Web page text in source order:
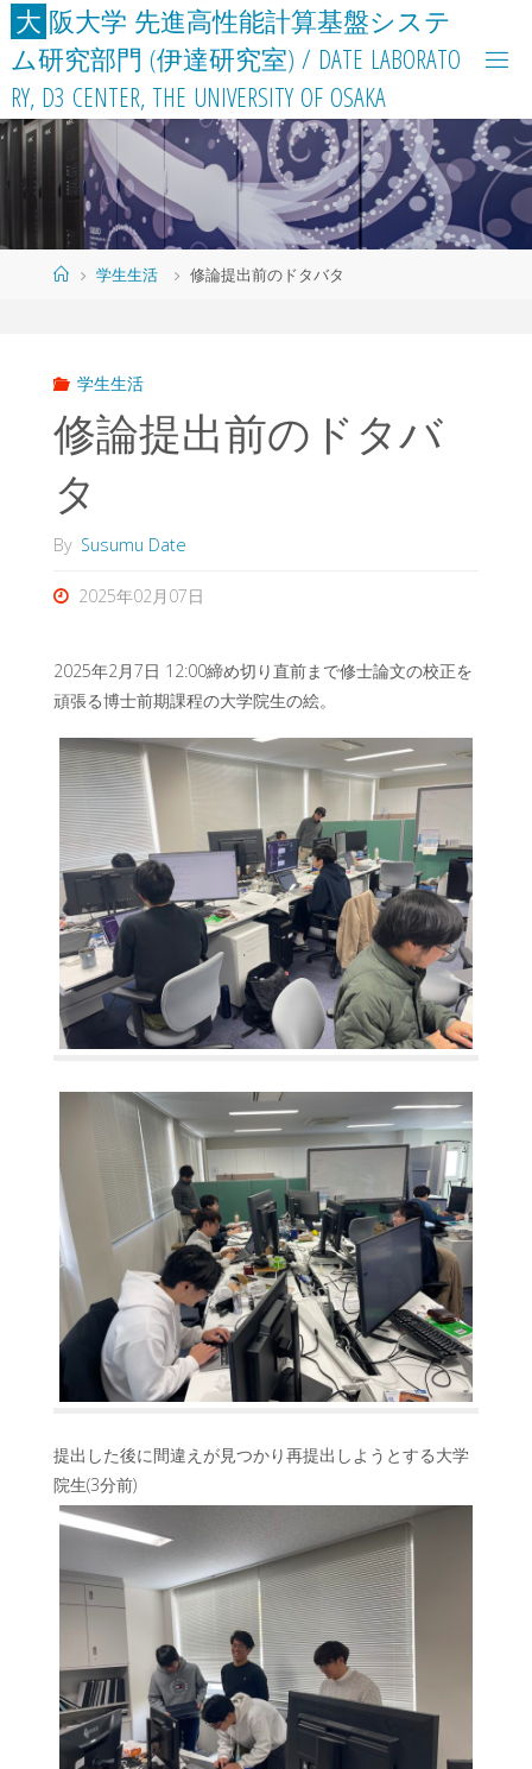
ン
テ
ン
ツ
へ
ッ
大 阪大学 先進高性能計算基盤システ
ム研究部門 (伊達研究室) / DATE LABORATO
RY, D3 CENTER, THE UNIVERSITY OF OSAKA
ホ
学生生活 修論提出前のドタバタ
学生生活
修論提出前のドタバ
タ
By Susumu Date
2025年02月07日
2025年2月7日 12:00締め切り直前まで修士論文の校正を
頑張る博士前期課程の大学院生の絵。
提出した後に間違えが見つかり再提出しようとする大学
院生(3分前)